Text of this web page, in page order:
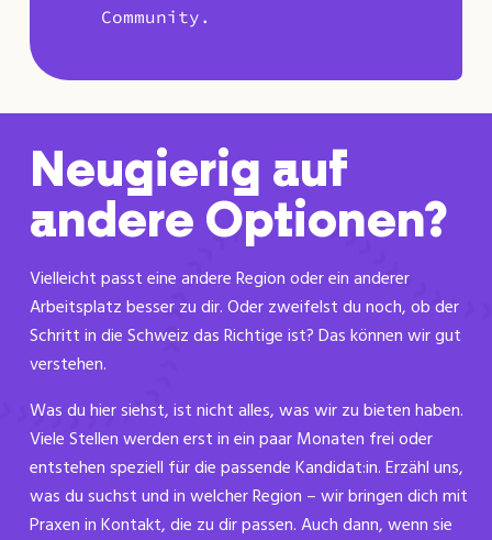
Community.
Neugierig auf
andere Optionen?
Vielleicht passt eine andere Region oder ein anderer
Arbeitsplatz besser zu dir. Oder zweifelst du noch, ob der
Schritt in die Schweiz das Richtige ist? Das können wir gut
verstehen.
Was du hier siehst, ist nicht alles, was wir zu bieten haben.
Viele Stellen werden erst in ein paar Monaten frei oder
entstehen speziell für die passende Kandidat:in. Erzähl uns,
was du suchst und in welcher Region – wir bringen dich mit
Praxen in Kontakt, die zu dir passen. Auch dann, wenn sie